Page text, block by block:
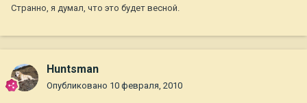
Странно, я думал, что это будет весной.
Huntsman
Опубликовано 10 февраля, 2010